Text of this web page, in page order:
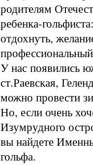
родителям
ребенка-
отдохнуть,
У нас появились
ст.Раевская,
можно провести
Но, если очень
Изумрудного
вы найдете
гольфа.